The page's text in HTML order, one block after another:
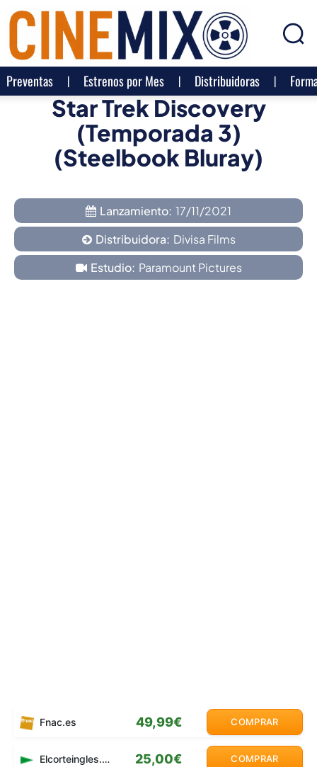
Preventas Estrenos por Mes Distribuidoras
Star Trek Discovery
(Temporada 3)
(Steelbook Bluray)
Lanzamiento: 17/11/2021
Distribuidora: Divisa Films
Estudio: Paramount Pictures
Fnac.es 49,99€ COMPRAR
Elcorteingles.es 25,00€ COMPRAR